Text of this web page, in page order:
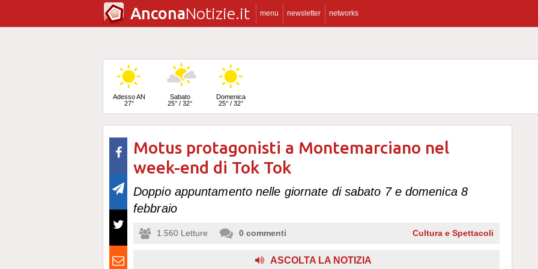
AnconaNotizie.it menu newsletter networks
Adesso AN
27°
Sabato
25° / 32°
Domenica
25° / 32°
Lunedì
24° / 33°
Motus protagonisti a Montemarciano nel
week-end di Tok Tok
Doppio appuntamento nelle giornate di sabato 7 e domenica 8
febbraio
1.560 Letture 0 commenti Cultura e Spettacoli
ASCOLTA LA NOTIZIA